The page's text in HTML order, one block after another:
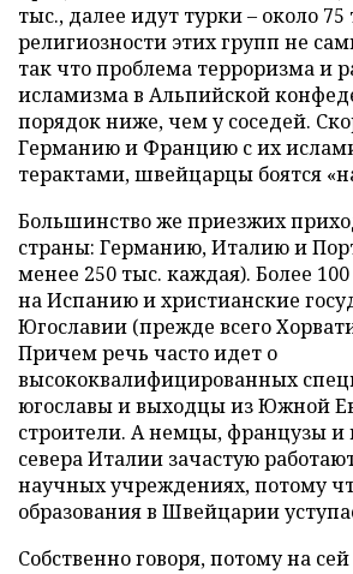
тыс., далее идут турки – около 75
религиозности этих групп не
так что проблема терроризма и
исламизма в Альпийской
порядок ниже, чем у соседей.
Германию и Францию с их
терактами, швейцарцы боятся
Большинство же приезжих
страны: Германию, Италию и
менее 250 тыс. каждая). Более
на Испанию и христианские
Югославии (прежде всего
Причем речь часто идет о
высококвалифицированных
югославы и выходцы из Южной
строители. А немцы, французы и
севера Италии зачастую
научных учреждениях, потому
образования в Швейцарии
Собственно говоря, потому на